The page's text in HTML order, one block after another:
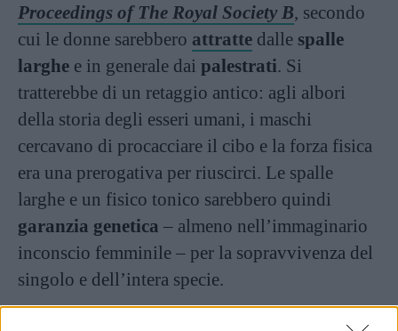
Proceedings of The Royal Society B, secondo
cui le donne sarebbero attratte dalle spalle
larghe e in generale dai palestrati. Si
tratterebbe di un retaggio antico: agli albori
della storia degli esseri umani, i maschi
cercavano di procacciare il cibo e la forza fisica
era una prerogativa per riuscirci. Le spalle
larghe e un fisico tonico sarebbero quindi
garanzia genetica – almeno nell’immaginario
inconscio femminile – per la sopravvivenza del
singolo e dell’intera specie.